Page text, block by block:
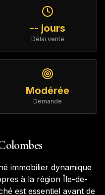
-- jours
Délai vente
Modérée
Demande
immobilier dynamique
à la région Île-de-
est essentiel avant de